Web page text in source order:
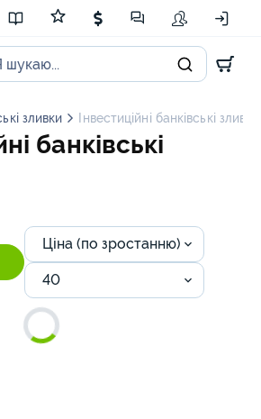
зливки Інвестиційні банківські зливки
банківські
Ціна (по зростанню)
40